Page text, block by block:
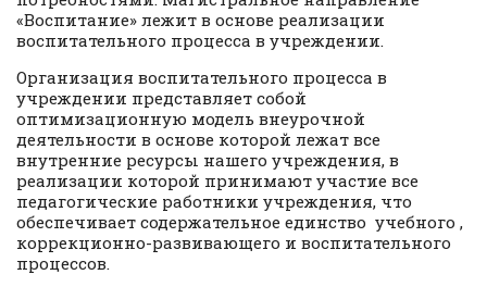
«Воспитание» лежит в основе реализации
воспитательного процесса в учреждении.
Организация воспитательного процесса в
учреждении представляет собой
оптимизационную модель внеурочной
деятельности в основе которой лежат все
внутренние ресурсы нашего учреждения, в
реализации которой принимают участие все
педагогические работники учреждения, что
обеспечивает содержательное единство учебного ,
коррекционно-развивающего и воспитательного
процессов.